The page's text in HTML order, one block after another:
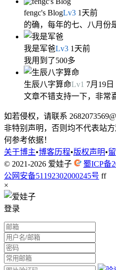
fengc's BlogLv3 1天前
的确，每年的七、八月份
我是军爸Lv3 1天前
我用到了500多
生辰八字算命Lv1 7月19日
文章不错支持一下，非常
如若侵权，请联系
非特别声明，否则均不代表站
何参考依据！
关于博主•博客历程•版权声明•
© 2021-2026 爱娃子 蜀ICP备
公网安备51192302000245号 ff
×
登录